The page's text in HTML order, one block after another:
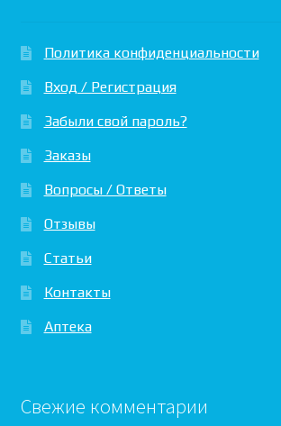
Политика конфиденциальности
Вход / Регистрация
Забыли свой пароль?
Заказы
Вопросы / Ответы
Отзывы
Статьи
Контакты
Аптека
Свежие комментарии